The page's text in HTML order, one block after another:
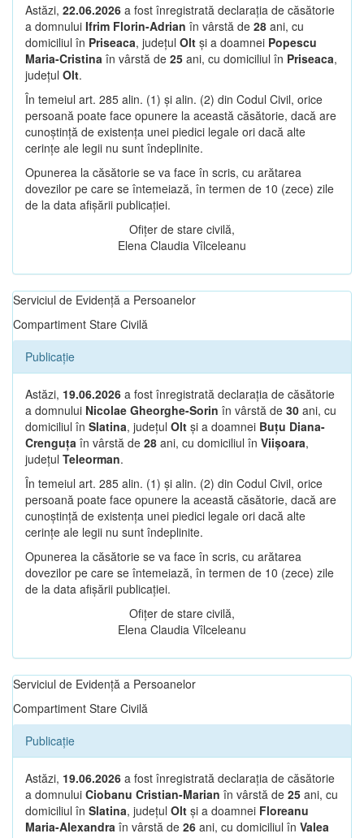
Astăzi, 22.06.2026 a fost înregistrată declarația de căsătorie
a domnului Ifrim Florin-Adrian în vârstă de 28 ani, cu
domiciliul în Priseaca, județul Olt și a doamnei Popescu
Maria-Cristina în vârstă de 25 ani, cu domiciliul în Priseaca,
județul Olt.
În temeiul art. 285 alin. (1) și alin. (2) din Codul Civil, orice
persoană poate face opunere la această căsătorie, dacă are
cunoștință de existența unei piedici legale ori dacă alte
cerințe ale legii nu sunt îndeplinite.
Opunerea la căsătorie se va face în scris, cu arătarea
dovezilor pe care se întemeiază, în termen de 10 (zece) zile
de la data afișării publicației.
Ofițer de stare civilă,
Elena Claudia Vîlceleanu
Serviciul de Evidență a Persoanelor
Compartiment Stare Civilă
Publicație
Astăzi, 19.06.2026 a fost înregistrată declarația de căsătorie
a domnului Nicolae Gheorghe-Sorin în vârstă de 30 ani, cu
domiciliul în Slatina, județul Olt și a doamnei Buțu Diana-
Crenguța în vârstă de 28 ani, cu domiciliul în Viișoara,
județul Teleorman.
În temeiul art. 285 alin. (1) și alin. (2) din Codul Civil, orice
persoană poate face opunere la această căsătorie, dacă are
cunoștință de existența unei piedici legale ori dacă alte
cerințe ale legii nu sunt îndeplinite.
Opunerea la căsătorie se va face în scris, cu arătarea
dovezilor pe care se întemeiază, în termen de 10 (zece) zile
de la data afișării publicației.
Ofițer de stare civilă,
Elena Claudia Vîlceleanu
Serviciul de Evidență a Persoanelor
Compartiment Stare Civilă
Publicație
Astăzi, 19.06.2026 a fost înregistrată declarația de căsătorie
a domnului Ciobanu Cristian-Marian în vârstă de 25 ani, cu
domiciliul în Slatina, județul Olt și a doamnei Floreanu
Maria-Alexandra în vârstă de 26 ani, cu domiciliul în Valea